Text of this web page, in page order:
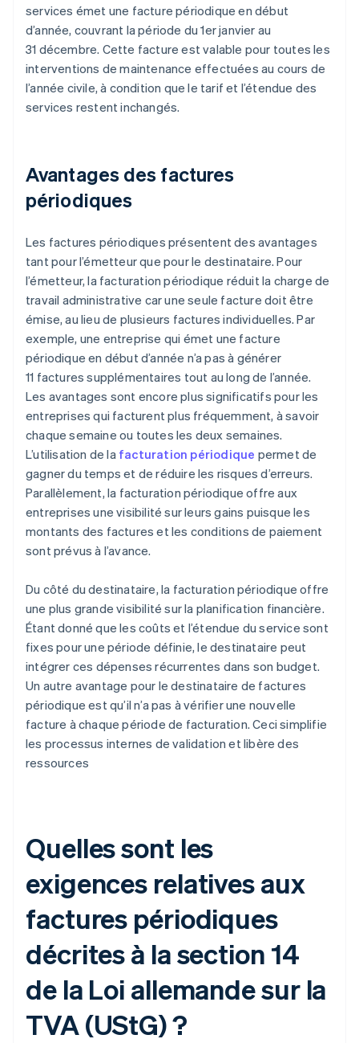
services émet une facture périodique en début
d’année, couvrant la période du 1er janvier au
31 décembre. Cette facture est valable pour toutes les
interventions de maintenance effectuées au cours de
l’année civile, à condition que le tarif et l’étendue des
services restent inchangés.
Avantages des factures
périodiques
Les factures périodiques présentent des avantages
tant pour l’émetteur que pour le destinataire. Pour
l’émetteur, la facturation périodique réduit la charge de
travail administrative car une seule facture doit être
émise, au lieu de plusieurs factures individuelles. Par
exemple, une entreprise qui émet une facture
périodique en début d’année n’a pas à générer
11 factures supplémentaires tout au long de l’année.
Les avantages sont encore plus significatifs pour les
entreprises qui facturent plus fréquemment, à savoir
chaque semaine ou toutes les deux semaines.
L’utilisation de la facturation périodique permet de
gagner du temps et de réduire les risques d’erreurs.
Parallèlement, la facturation périodique offre aux
entreprises une visibilité sur leurs gains puisque les
montants des factures et les conditions de paiement
sont prévus à l’avance.
Du côté du destinataire, la facturation périodique offre
une plus grande visibilité sur la planification financière.
Étant donné que les coûts et l’étendue du service sont
fixes pour une période définie, le destinataire peut
intégrer ces dépenses récurrentes dans son budget.
Un autre avantage pour le destinataire de factures
périodique est qu’il n’a pas à vérifier une nouvelle
facture à chaque période de facturation. Ceci simplifie
les processus internes de validation et libère des
ressources
Quelles sont les
exigences relatives aux
factures périodiques
décrites à la section 14
de la Loi allemande sur la
TVA (UStG) ?